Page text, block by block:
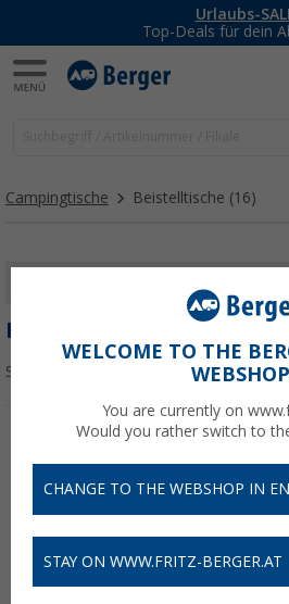
Urlaubs-
Top-Deals für dein
Campingtische Beistelltische (16)
BEISTELLTISCHE
Sortieren:
WELCOME TO THE
You are currently on
Would you rather switch to
CHANGE TO THE WEBSHOP IN
STAY ON WWW.FRITZ-BERGER.AT